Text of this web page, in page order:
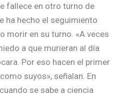
fallece en otro turno de
ha hecho el seguimiento
morir en su turno. «A veces
a que murieran al día
Por eso hacen el primer
suyos», señalan. En
se sabe a ciencia